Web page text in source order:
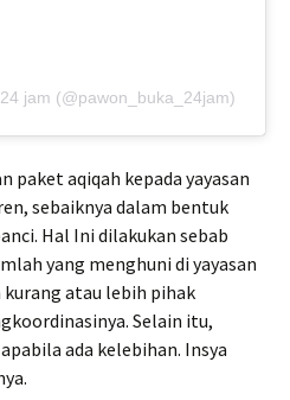
jam (@pawon_buka_24jam)
paket aqiqah kepada yayasan
sebaiknya dalam bentuk
Hal Ini dilakukan sebab
yang menghuni di yayasan
atau lebih pihak
Selain itu,
ada kelebihan. Insya